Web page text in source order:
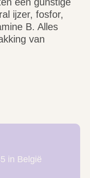
ijzer, fosfor,
B. Alles
van
in België